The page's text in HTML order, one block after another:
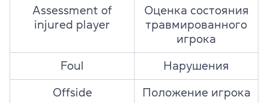
Assessment of
injured player
Оценка состояния
травмированного
игрока
Foul Нарушения
Offside
Положение игрока